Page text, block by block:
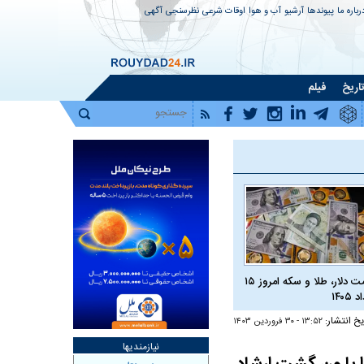
ما پیوندها آرشیو آب و هوا اوقات شرعی نظرسنجی آگهی
تاریخ فیلم
قیمت دلار، طلا و سکه امروز ۱۵
انتشار: ۱۳:۵۲ - ۳۰ فروردين ۱۴۰۳
نیازمندیها